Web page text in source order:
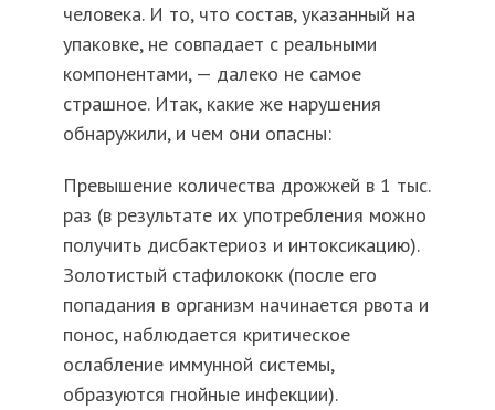
человека. И то, что состав, указанный на
упаковке, не совпадает с реальными
компонентами, — далеко не самое
страшное. Итак, какие же нарушения
обнаружили, и чем они опасны:
Превышение количества дрожжей в 1 тыс.
раз (в результате их употребления можно
получить дисбактериоз и интоксикацию).
Золотистый стафилококк (после его
попадания в организм начинается рвота и
понос, наблюдается критическое
ослабление иммунной системы,
образуются гнойные инфекции).